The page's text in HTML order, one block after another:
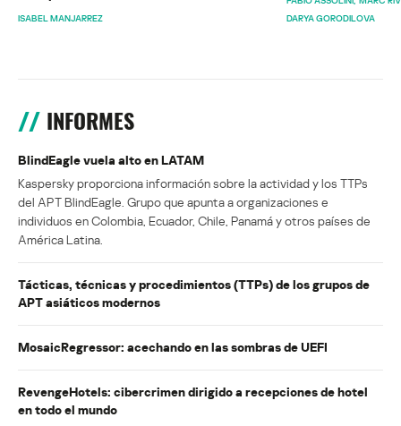
ISABEL MANJARREZ
DARYA GORODILOVA
INFORMES
BlindEagle vuela alto en LATAM
Kaspersky proporciona información sobre la actividad y los TTPs
del APT BlindEagle. Grupo que apunta a organizaciones e
individuos en Colombia, Ecuador, Chile, Panamá y otros países de
América Latina.
Tácticas, técnicas y procedimientos (TTPs) de los grupos de
APT asiáticos modernos
MosaicRegressor: acechando en las sombras de UEFI
RevengeHotels: cibercrimen dirigido a recepciones de hotel
en todo el mundo